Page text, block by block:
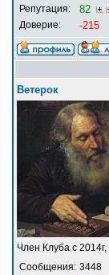
Репутация:
82
Доверие: -215
Ветерок
Член Клуба с 2014г,
Сообщения: 3448